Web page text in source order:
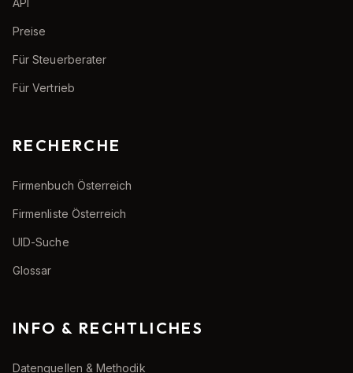
API
Preise
Für Steuerberater
Für Vertrieb
RECHERCHE
Firmenbuch Österreich
Firmenliste Österreich
UID-Suche
Glossar
INFO & RECHTLICHES
Datenquellen & Methodik